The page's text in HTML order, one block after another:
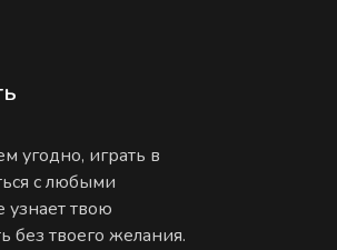
угодно, играть в
с любыми
узнает твою
без твоего желания.